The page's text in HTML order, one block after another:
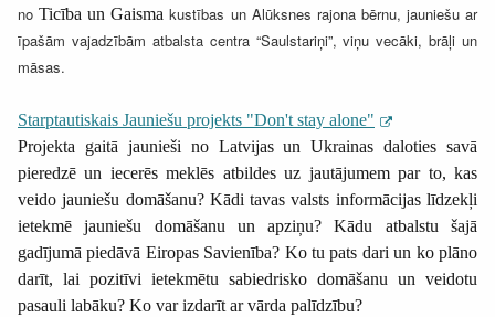
noTicība un Gaisma kustības un Alūksnes rajona bērnu, jauniešu ar
īpašām vajadzībām atbalsta centra “Saulstariņi”, viņu vecāki, brāļi un
māsas.
Starptautiskais Jauniešu projekts "Don't stay alone"
Projekta gaitā jaunieši no Latvijas un Ukrainas daloties savā
pieredzē un iecerēs meklēs atbildes uz jautājumem par to, kas
veido jauniešu domāšanu? Kādi tavas valsts informācijas līdzekļi
ietekmē jauniešu domāšanu un apziņu? Kādu atbalstu šajā
gadījumā piedāvā Eiropas Savienība? Ko tu pats dari un ko plāno
darīt, lai pozitīvi ietekmētu sabiedrisko domāšanu un veidotu
pasauli labāku? Ko var izdarīt ar vārda palīdzību?